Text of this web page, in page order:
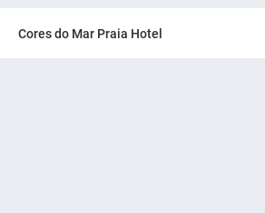
Cores do Mar Praia Hotel